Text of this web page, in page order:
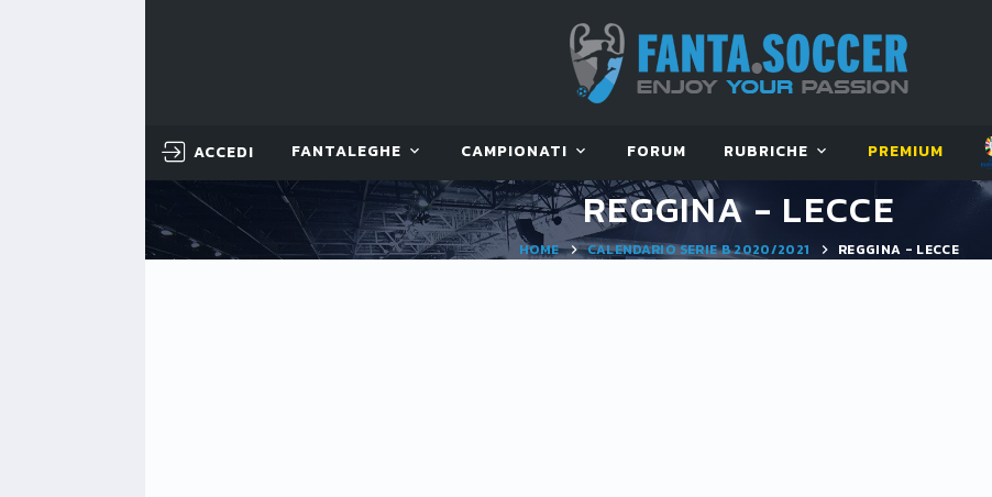
ACCEDI FANTALEGHE CAMPIONATI FORUM RUBRICHE PREMIUM
REGGINA - LECCE
HOME CALENDARIO SERIE B 2020/2021 REGGINA - LECCE